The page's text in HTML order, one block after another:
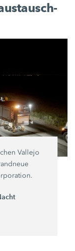
Vallejo